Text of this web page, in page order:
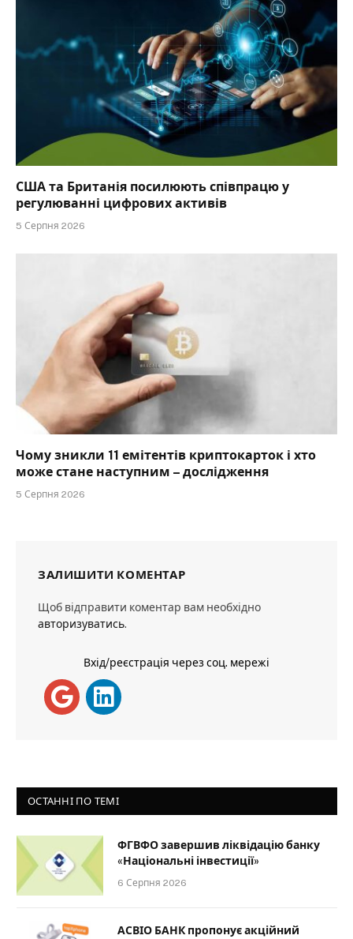
США та Британія посилюють співпрацю у
регулюванні цифрових активів
5 Серпня 2026
Чому зникли 11 емітентів криптокарток і хто
може стане наступним – дослідження
5 Серпня 2026
ЗАЛИШИТИ КОМЕНТАР
Щоб відправити коментар вам необхідно
авторизуватись.
Вхід/реєстрація через соц. мережі
ОСТАННІ ПО ТЕМІ
ФГВФО завершив ліквідацію банку
«Національні інвестиції»
6 Серпня 2026
АСВІО БАНК пропонує акційний